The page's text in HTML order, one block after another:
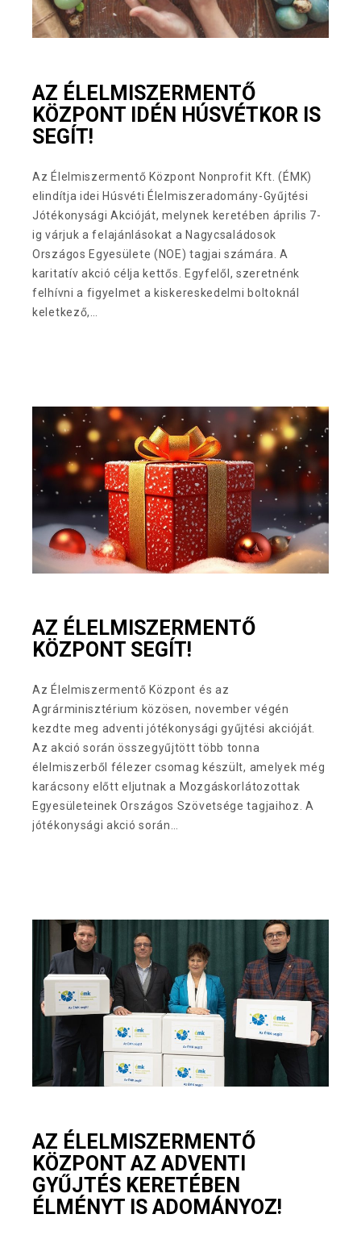
AZ ÉLELMISZERMENTŐ
KÖZPONT IDÉN HÚSVÉTKOR IS
SEGÍT!
Az Élelmiszermentő Központ Nonprofit Kft. (ÉMK)
elindítja idei Húsvéti Élelmiszeradomány-Gyűjtési
Jótékonysági Akcióját, melynek keretében április 7-
ig várjuk a felajánlásokat a Nagycsaládosok
Országos Egyesülete (NOE) tagjai számára. A
karitatív akció célja kettős. Egyfelől, szeretnénk
felhívni a figyelmet a kiskereskedelmi boltoknál
keletkező,…
AZ ÉLELMISZERMENTŐ
KÖZPONT SEGÍT!
Az Élelmiszermentő Központ és az
Agrárminisztérium közösen, november végén
kezdte meg adventi jótékonysági gyűjtési akcióját.
Az akció során összegyűjtött több tonna
élelmiszerből félezer csomag készült, amelyek még
karácsony előtt eljutnak a Mozgáskorlátozottak
Egyesületeinek Országos Szövetsége tagjaihoz. A
jótékonysági akció során…
AZ ÉLELMISZERMENTŐ
KÖZPONT AZ ADVENTI
GYŰJTÉS KERETÉBEN
ÉLMÉNYT IS ADOMÁNYOZ!